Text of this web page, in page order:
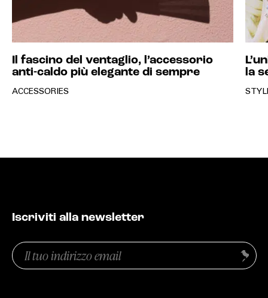
Il fascino del ventaglio, l’accessorio
anti-caldo più elegante di sempre
ACCESSORIES
la
Iscriviti alla newsletter
Email
(Obbligatorio) Invia